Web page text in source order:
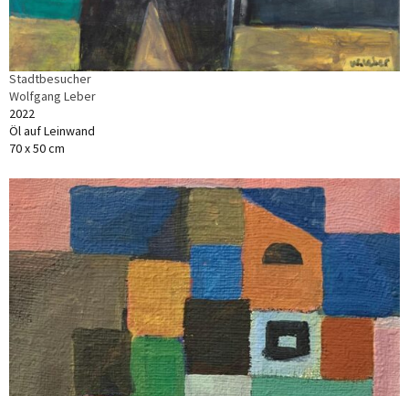
Stadtbesucher
Wolfgang Leber
2022
Öl auf Leinwand
70 x 50 cm